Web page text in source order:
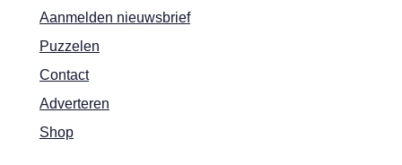
Aanmelden nieuwsbrief
Puzzelen
Contact
Adverteren
Shop